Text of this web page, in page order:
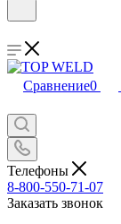
Сравнение0
Телефоны
8-800-550-71-07
Заказать звонок